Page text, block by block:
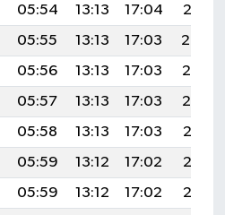
05:54 13:13 17:04
20:21
05:55 13:13 17:03
20:20
05:56 13:13 17:03
20:19
05:57 13:13 17:03
20:19
05:58 13:13 17:03
20:17
05:59 13:12 17:02
20:16
05:59 13:12 17:02
20:15